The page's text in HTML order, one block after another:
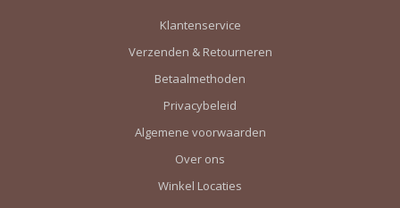
Klantenservice
Verzenden & Retourneren
Betaalmethoden
Privacybeleid
Algemene voorwaarden
Over ons
Winkel Locaties